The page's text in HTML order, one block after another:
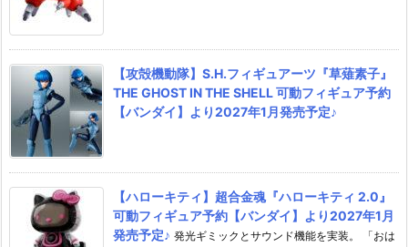
【攻殻機動隊】S.H.フィギュアーツ『草薙素子』
THE GHOST IN THE SHELL 可動フィギュア予約
【バンダイ】より2027年1月発売予定♪
【ハローキティ】超合金魂『ハローキティ 2.0』
可動フィギュア予約【バンダイ】より2027年1月
発売予定♪ 発光ギミックとサウンド機能を実装。 「おは